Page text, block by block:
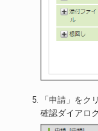
「申請」をク
確認ダイアロ